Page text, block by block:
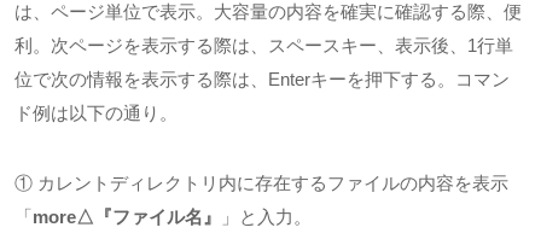
は、ページ単位で表示。大容量の内容を確実に確認する際、便
利。次ページを表示する際は、スペースキー、表示後、 1行単
位で次の情報を表示する際は、Enterキーを押下する。コマン
ド例は以下の通り。
① カレントディレクトリ内に存在するファイルの内容を表示
「 more△ 『ファイル名』
」と入力。